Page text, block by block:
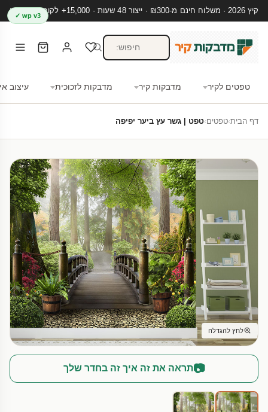
קיץ 2026 · משלוח חינם מ-₪300 · ייצור 48 שעות · 15,000+ לקוחות מרוצים
טפטים לקיר מדבקות קיר מדבקות לזכוכית עיצוב
wp v3 ✓
דף הבית›טפטים›טפט | גשר עץ ביער יפיפה
לחץ להגדלה
📷תראה את זה איך זה בחדר שלך